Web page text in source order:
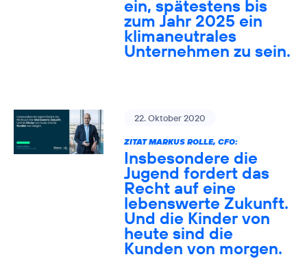
ein, spätestens bis
zum Jahr 2025 ein
klimaneutrales
Unternehmen zu sein.
22. Oktober 2020
ZITAT MARKUS ROLLE, CFO:
Insbesondere die
Jugend fordert das
Recht auf eine
lebenswerte Zukunft.
Und die Kinder von
heute sind die
Kunden von morgen.